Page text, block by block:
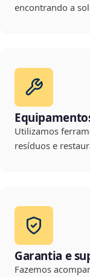
encontrando a
Utilizamos
resíduos e
Garantia e
Fazemos